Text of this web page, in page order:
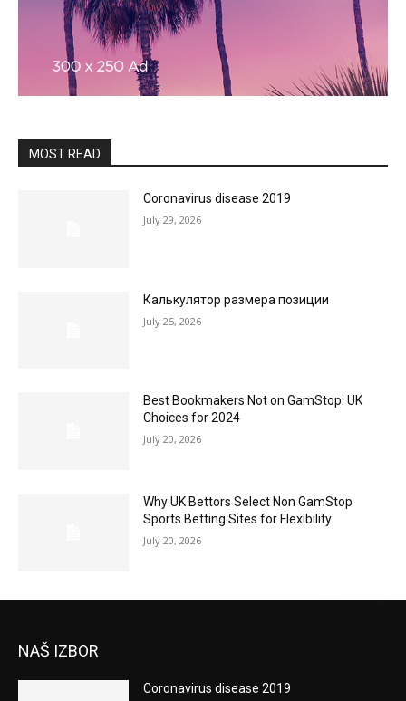
MOST READ
Coronavirus disease 2019
July 29, 2026
Калькулятор размера позиции
July 25, 2026
Best Bookmakers Not on GamStop: UK
Choices for 2024
July 20, 2026
Why UK Bettors Select Non GamStop
Sports Betting Sites for Flexibility
July 20, 2026
NAŠ IZBOR
Coronavirus disease 2019